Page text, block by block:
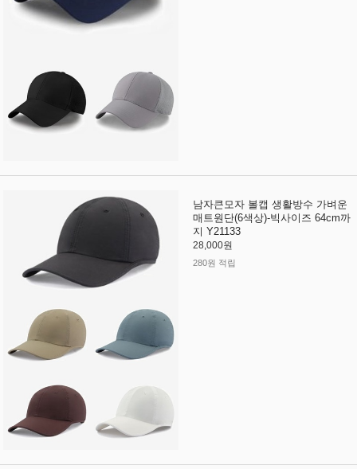
남자큰모자 볼캡 생활방수 가벼운
매트원단(6색상)-빅사이즈 64cm까
지 Y21133
28,000원
280원 적립